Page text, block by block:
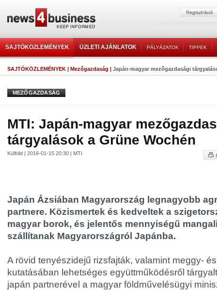
SAJTÓKÖZLEMÉNYEK ÜZLETI AJÁNLATOK PÁLYÁZATOK TIPPEK
SAJTÓKÖZLEMÉNYEK | Mezőgazdaság | Japán-magyar mezőgazdasági
MEZŐGAZDASÁG
MTI: Japán-magyar
tárgyalások a Grüne Wochén
Külföld | 2016-01-15 20:30 | MTI
Japán Ázsiában Magyarország legnagyobb
partnere. Közismertek és kedveltek a
magyar borok, és jelentős mennyiségű
szállítanak Magyarországról Japánba.
A rövid tenyészidejű rizsfajták, valamint meggy-
kutatásában lehetséges együttműködésről
japán partnerével a magyar földművelésügyi